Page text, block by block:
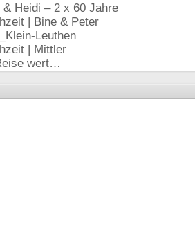
& Heidi – 2 x 60 Jahre
| Bine & Peter
Leuthen
| Mittler
wert…